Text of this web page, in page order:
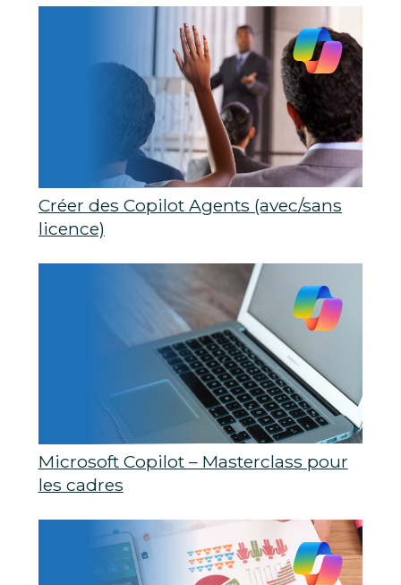
Créer des Copilot Agents (avec/sans
licence)
Microsoft Copilot – Masterclass pour
les cadres